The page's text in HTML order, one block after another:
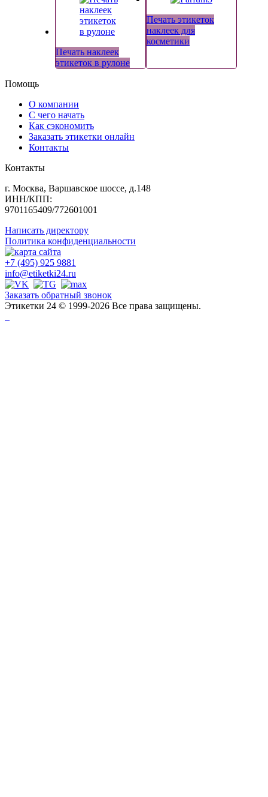
Печать наклеек
этикеток в рулоне
Печать этикеток
наклеек для
косметики
Помощь
О компании
С чего начать
Как сэкономить
Заказать этикетки онлайн
Контакты
Контакты
г. Москва, Варшавское шоссе, д.148
ИНН/КПП:
9701165409/772601001
Написать директору
Политика конфиденциальности
+7 (495) 925 9881
info@etiketki24.ru
Заказать обратный звонок
Этикетки 24 © 1999-2026 Все права защищены.